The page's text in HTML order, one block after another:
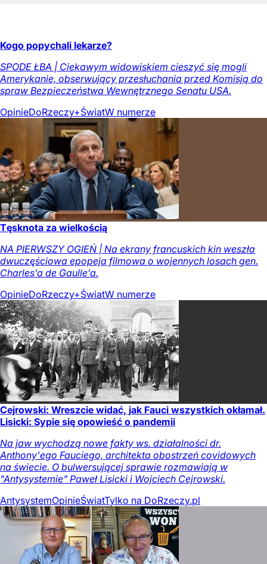
Kogo popychali lekarze?
SPODE ŁBA | Ciekawym widowiskiem cieszyć się mogli
Amerykanie, obserwujący przesłuchania przed Komisją do
spraw Bezpieczeństwa Wewnętrznego Senatu USA.
OpinieDoRzeczy+ŚwiatW numerze
Tęsknota za wielkością
NA PIERWSZY OGIEŃ | Na ekrany francuskich kin weszła
dwuczęściowa epopeja filmowa o wojennych losach gen.
Charles’a de Gaulle’a.
OpinieDoRzeczy+ŚwiatW numerze
Cejrowski: Wreszcie widać, jak Fauci wszystkich okłamał.
Lisicki: Sypie się opowieść o pandemii
Na jaw wychodzą nowe fakty ws. działalności dr.
Anthony'ego Fauciego, architekta obostrzeń covidowych
na świecie. O bulwersującej sprawie rozmawiają w
"Antysystemie" Paweł Lisicki i Wojciech Cejrowski.
AntysystemOpinieŚwiatTylko na DoRzeczy.pl